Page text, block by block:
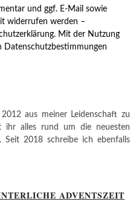
und ggf. E-Mail sowie
widerrufen werden –
Mit der Nutzung
Datenschutzbestimmungen
aus meiner Leidenschaft zu
ihr alles rund um die neuesten
Seit 2018 schreibe ich ebenfalls
ADVENTSZEIT